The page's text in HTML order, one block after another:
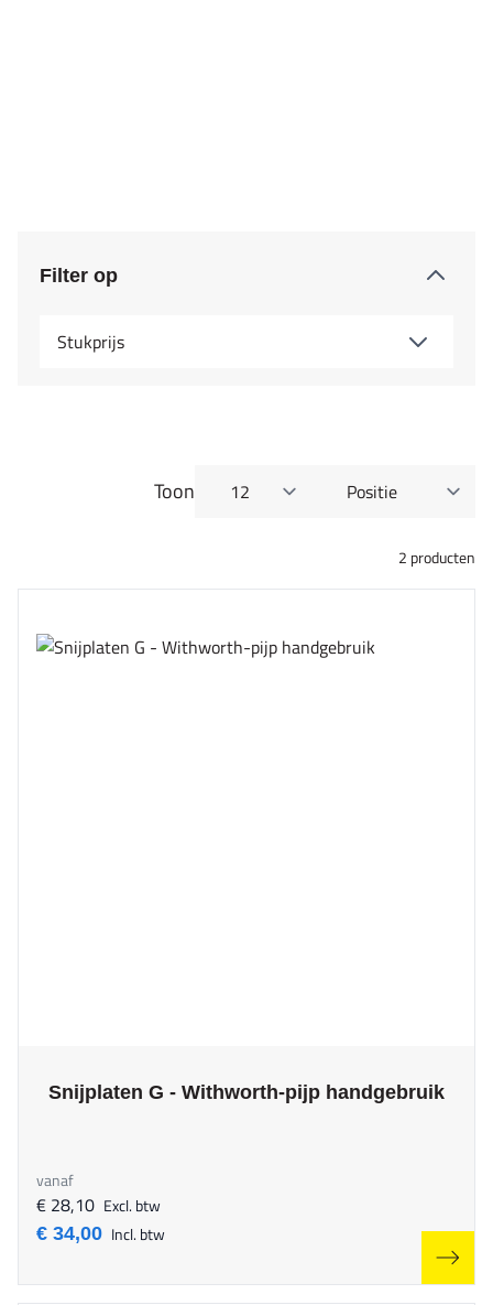
Filter op
Stukprijs
2 producten
Toon
per pagina Sorteer op
Snijplaten G - Withworth-pijp handgebruik
The price depends on the options chosen on the product page
vanaf
€ 34,00 Incl. btw
€ 28,10 Excl. btw